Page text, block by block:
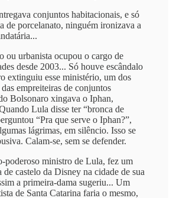
conjuntos habitacionais, e só
de porcelanato, ninguém ironizava a
ou urbanista ocupou o cargo de
desde 2003... Só houve escândalo
extinguiu esse ministério, um dos
empreiteiras de conjuntos
Bolsonaro xingava o Iphan,
Lula disse ter “bronca de
“Pra que serve o Iphan?”,
lágrimas, em silêncio. Isso se
Calam-se, sem se defender.
poderoso ministro de Lula, fez um
de castelo da Disney na cidade de sua
a primeira-dama sugeriu... Um
de Santa Catarina faria o mesmo,